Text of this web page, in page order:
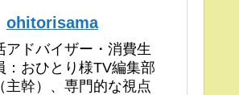
ohitorisama
アドバイザー・消費生
：おひとり様TV編集部
主幹）、専門的な視点